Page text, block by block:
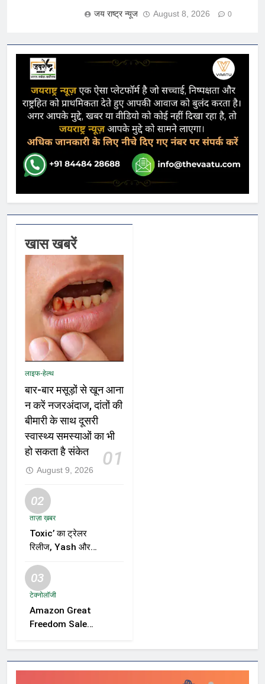
जय राष्ट्र न्यूज August 8, 2026 0
खास खबरें
लाइफ-हेल्थ
बार-बार मसूड़ों से खून आना
न करें नजरअंदाज, दांतों की
बीमारी के साथ दूसरी
स्वास्थ्य समस्याओं का भी
हो सकता है संकेत
01
August 9, 2026
02
ताज़ा ख़बर
Toxic’ का ट्रेलर
रिलीज, Yash और
जोड़ी ने मचाई हलचल,
फिल्म को लेकर बढ़ी
03
टेक्नोलॉजी
Amazon Great
Freedom Sale
OnePlus और
Xiaomi समेत कई